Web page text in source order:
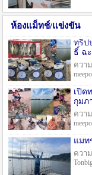
ห้องแม็ทช์/แข่งขัน
ทริป
ธิ์ ฉ
ควา
เปิด
กุมภ
ควา
แมท
ควา